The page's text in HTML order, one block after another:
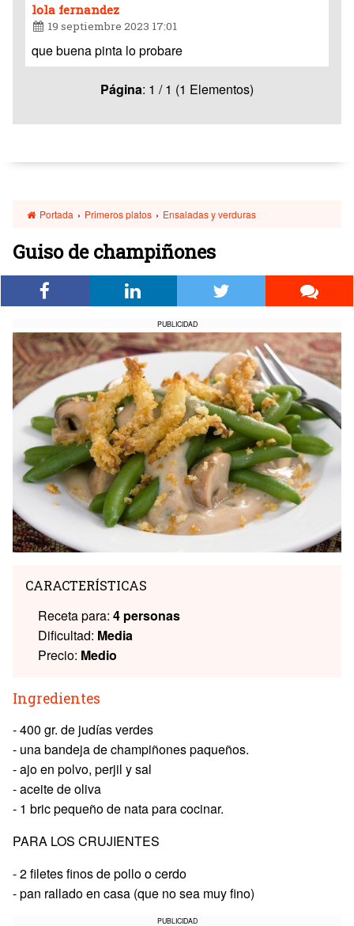
lola fernandez
19 septiembre 2023 17:01
que buena pinta lo probare
Página: 1 / 1 (1 Elementos)
Portada › Primeros platos › Ensaladas y verduras
Guiso de champiñones
PUBLICIDAD
CARACTERÍSTICAS
Receta para: 4 personas
Dificultad: Media
Precio: Medio
Ingredientes
- 400 gr. de judías verdes
- una bandeja de champiñones paqueños.
- ajo en polvo, perjil y sal
- aceite de oliva
- 1 bric pequeño de nata para cocinar.
PARA LOS CRUJIENTES
- 2 filetes finos de pollo o cerdo
- pan rallado en casa (que no sea muy fino)
PUBLICIDAD